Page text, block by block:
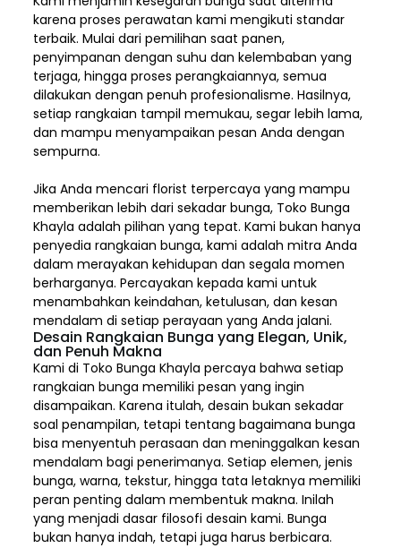
karena proses perawatan kami mengikuti standar
terbaik. Mulai dari pemilihan saat panen,
penyimpanan dengan suhu dan kelembaban yang
terjaga, hingga proses perangkaiannya, semua
dilakukan dengan penuh profesionalisme. Hasilnya,
setiap rangkaian tampil memukau, segar lebih lama,
dan mampu menyampaikan pesan Anda dengan
sempurna.
Jika Anda mencari florist terpercaya yang mampu
memberikan lebih dari sekadar bunga, Toko Bunga
Khayla adalah pilihan yang tepat. Kami bukan hanya
penyedia rangkaian bunga, kami adalah mitra Anda
dalam merayakan kehidupan dan segala momen
berharganya. Percayakan kepada kami untuk
menambahkan keindahan, ketulusan, dan kesan
mendalam di setiap perayaan yang Anda jalani.
Desain Rangkaian Bunga yang Elegan, Unik,
dan Penuh Makna
Kami di Toko Bunga Khayla percaya bahwa setiap
rangkaian bunga memiliki pesan yang ingin
disampaikan. Karena itulah, desain bukan sekadar
soal penampilan, tetapi tentang bagaimana bunga
bisa menyentuh perasaan dan meninggalkan kesan
mendalam bagi penerimanya. Setiap elemen, jenis
bunga, warna, tekstur, hingga tata letaknya memiliki
peran penting dalam membentuk makna. Inilah
yang menjadi dasar filosofi desain kami. Bunga
bukan hanya indah, tetapi juga harus berbicara.